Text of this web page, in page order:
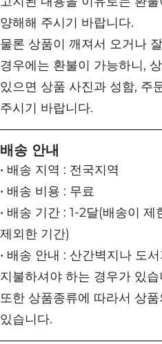
양해해 주시기 바랍니다.
물론 상품이 깨져서 오거나
경우에는 환불이 가능하니,
있으면 상품 사진과 성함, 주
주시기 바랍니다.
배송 안내
• 배송 지역 : 전국지역
• 배송 비용 : 무료
• 배송 기간 : 1-2달(배송이
제외한 기간)
• 배송 안내 : 산간벽지나 도
지불하셔야 하는 경우가 있습
또한 상품종류에 따라서 상
있습니다.